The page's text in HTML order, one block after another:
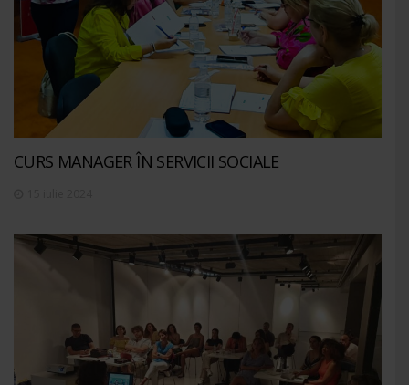
CURS MANAGER ÎN SERVICII SOCIALE